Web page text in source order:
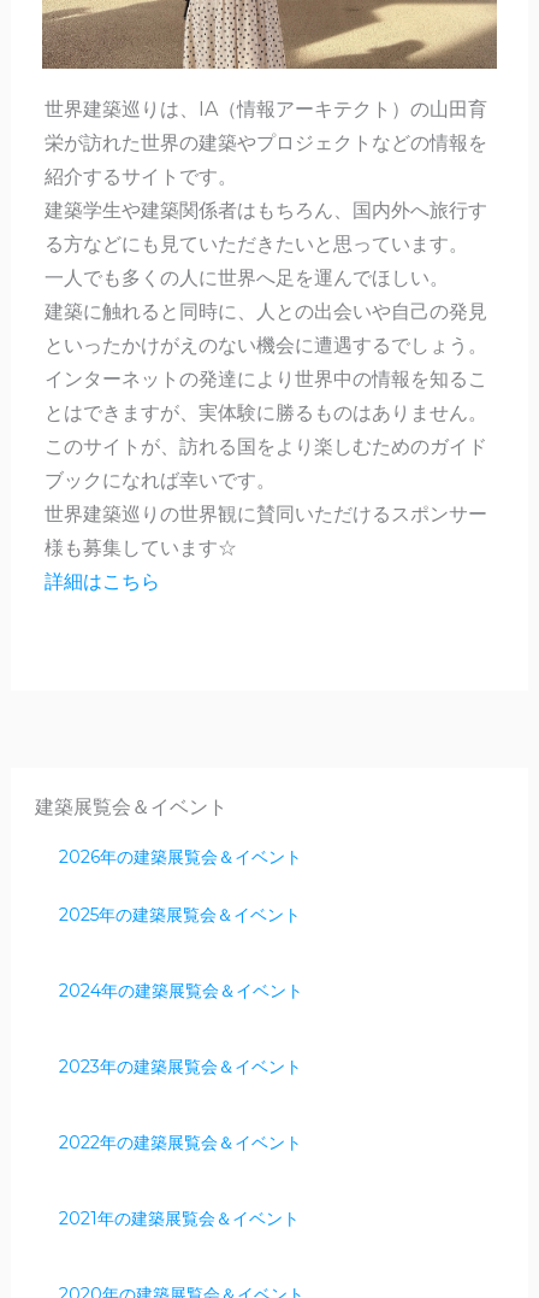
世界建築巡りは、IA（情報アーキテクト）の山田育
栄が訪れた世界の建築やプロジェクトなどの情報を
紹介するサイトです。
建築学生や建築関係者はもちろん、国内外へ旅行す
る方などにも見ていただきたいと思っています。
一人でも多くの人に世界へ足を運んでほしい。
建築に触れると同時に、人との出会いや自己の発見
といったかけがえのない機会に遭遇するでしょう。
インターネットの発達により世界中の情報を知るこ
とはできますが、実体験に勝るものはありません。
このサイトが、訪れる国をより楽しむためのガイド
ブックになれば幸いです。
世界建築巡りの世界観に賛同いただけるスポンサー
様も募集しています☆
詳細はこちら
建築展覧会＆イベント
2026年の建築展覧会＆イベント
2025年の建築展覧会＆イベント
2024年の建築展覧会＆イベント
2023年の建築展覧会＆イベント
2022年の建築展覧会＆イベント
2021年の建築展覧会＆イベント